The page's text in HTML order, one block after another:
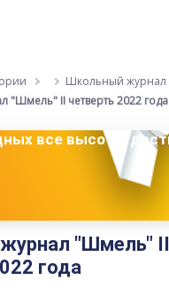
Школьный
"Шмель" II четверть 2022 года
все высоты
"Шмель" II
года